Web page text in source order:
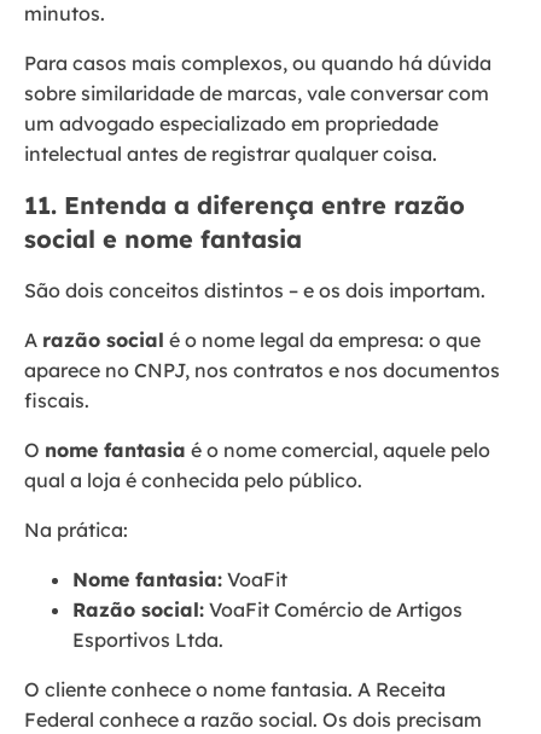
minutos.
Para casos mais complexos, ou quando há dúvida
sobre similaridade de marcas, vale conversar com
um advogado especializado em propriedade
intelectual antes de registrar qualquer coisa.
11. Entenda a diferença entre razão
social e nome fantasia
São dois conceitos distintos – e os dois importam.
A razão social é o nome legal da empresa: o que
aparece no CNPJ, nos contratos e nos documentos
fiscais.
O nome fantasia é o nome comercial, aquele pelo
qual a loja é conhecida pelo público.
Na prática:
Nome fantasia: VoaFit
Razão social: VoaFit Comércio de Artigos
Esportivos Ltda.
O cliente conhece o nome fantasia. A Receita
Federal conhece a razão social. Os dois precisam